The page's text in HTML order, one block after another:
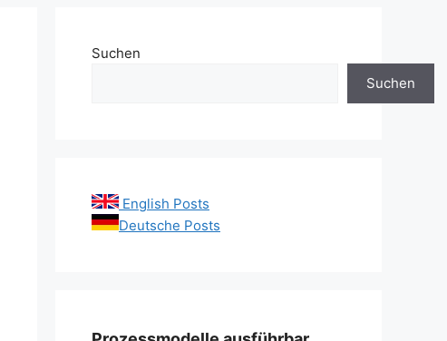
Suchen
Suchen
English Posts
Deutsche Posts